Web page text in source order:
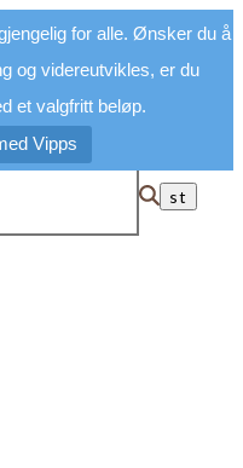
for alle. Ønsker du å
og videreutvikles, er du
et valgfritt beløp.
Vipps